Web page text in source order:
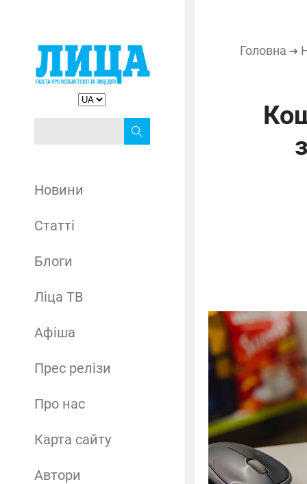
Новини
Статті
Блоги
Ліца ТВ
Афіша
Прес релізи
Про нас
Карта сайту
Автори
Головна ➜